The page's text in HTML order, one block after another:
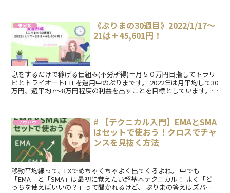
未分類
《ぷりまの30週目》2022/1/17～
21は＋45,601円！
息をするだけで稼げる仕組み(不労所得)＝月５０万円目指してトラリ
ピとトライオートETFを運用中のぷりまです。 2022年は月平均して30
万円、週平均7～8万円程度の利益を出すことを目標としています。
ノウハウ
# 【テクニカル入門】EMAとSMA
はセットで使おう！クロスでチャ
ンスを見抜く方法
移動平均線って、FXでめちゃくちゃよく出てくるよね。 中でも
「EMA」と「SMA」は最初に覚えたい超基本テクニカル！ よく「ど
っちを使えばいいの？」って聞かれるけど、 ぷりまの答えはズバ